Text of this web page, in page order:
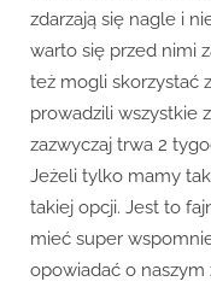
zdarzają się nagle i
warto się przed nimi
też mogli skorzystać
prowadzili wszystkie
zazwyczaj trwa 2
Jeżeli tylko mamy
takiej opcji. Jest to
mieć super
opowiadać o naszym